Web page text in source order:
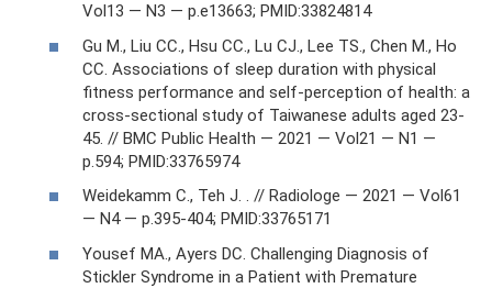
Vol13 — N3 — p.e13663; PMID:33824814
Gu M., Liu CC., Hsu CC., Lu CJ., Lee TS., Chen M., Ho
CC. Associations of sleep duration with physical
fitness performance and self-perception of health: a
cross-sectional study of Taiwanese adults aged 23-
45. // BMC Public Health — 2021 — Vol21 — N1 —
p.594; PMID:33765974
Weidekamm C., Teh J. . // Radiologe — 2021 — Vol61
— N4 — p.395-404; PMID:33765171
Yousef MA., Ayers DC. Challenging Diagnosis of
Stickler Syndrome in a Patient with Premature